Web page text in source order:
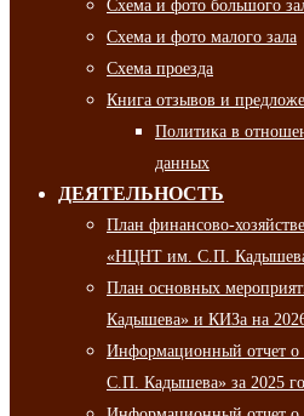
Схема и фото большого
Схема и фото малого зала
Схема проезда
Книга отзывов и
Политика в
данных
ДЕЯТЕЛЬНОСТЬ
План финансово-
«НЦНТ им. С.П.
План основных
Кадышева» и КИЗа на
Информационный отчет
С.П. Кадышева» за 2025